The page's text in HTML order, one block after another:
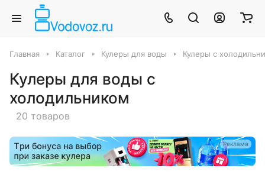
Главная Каталог Кулеры для воды Кулеры с
Кулеры для воды с
холодильником
20 товаров
Реклама